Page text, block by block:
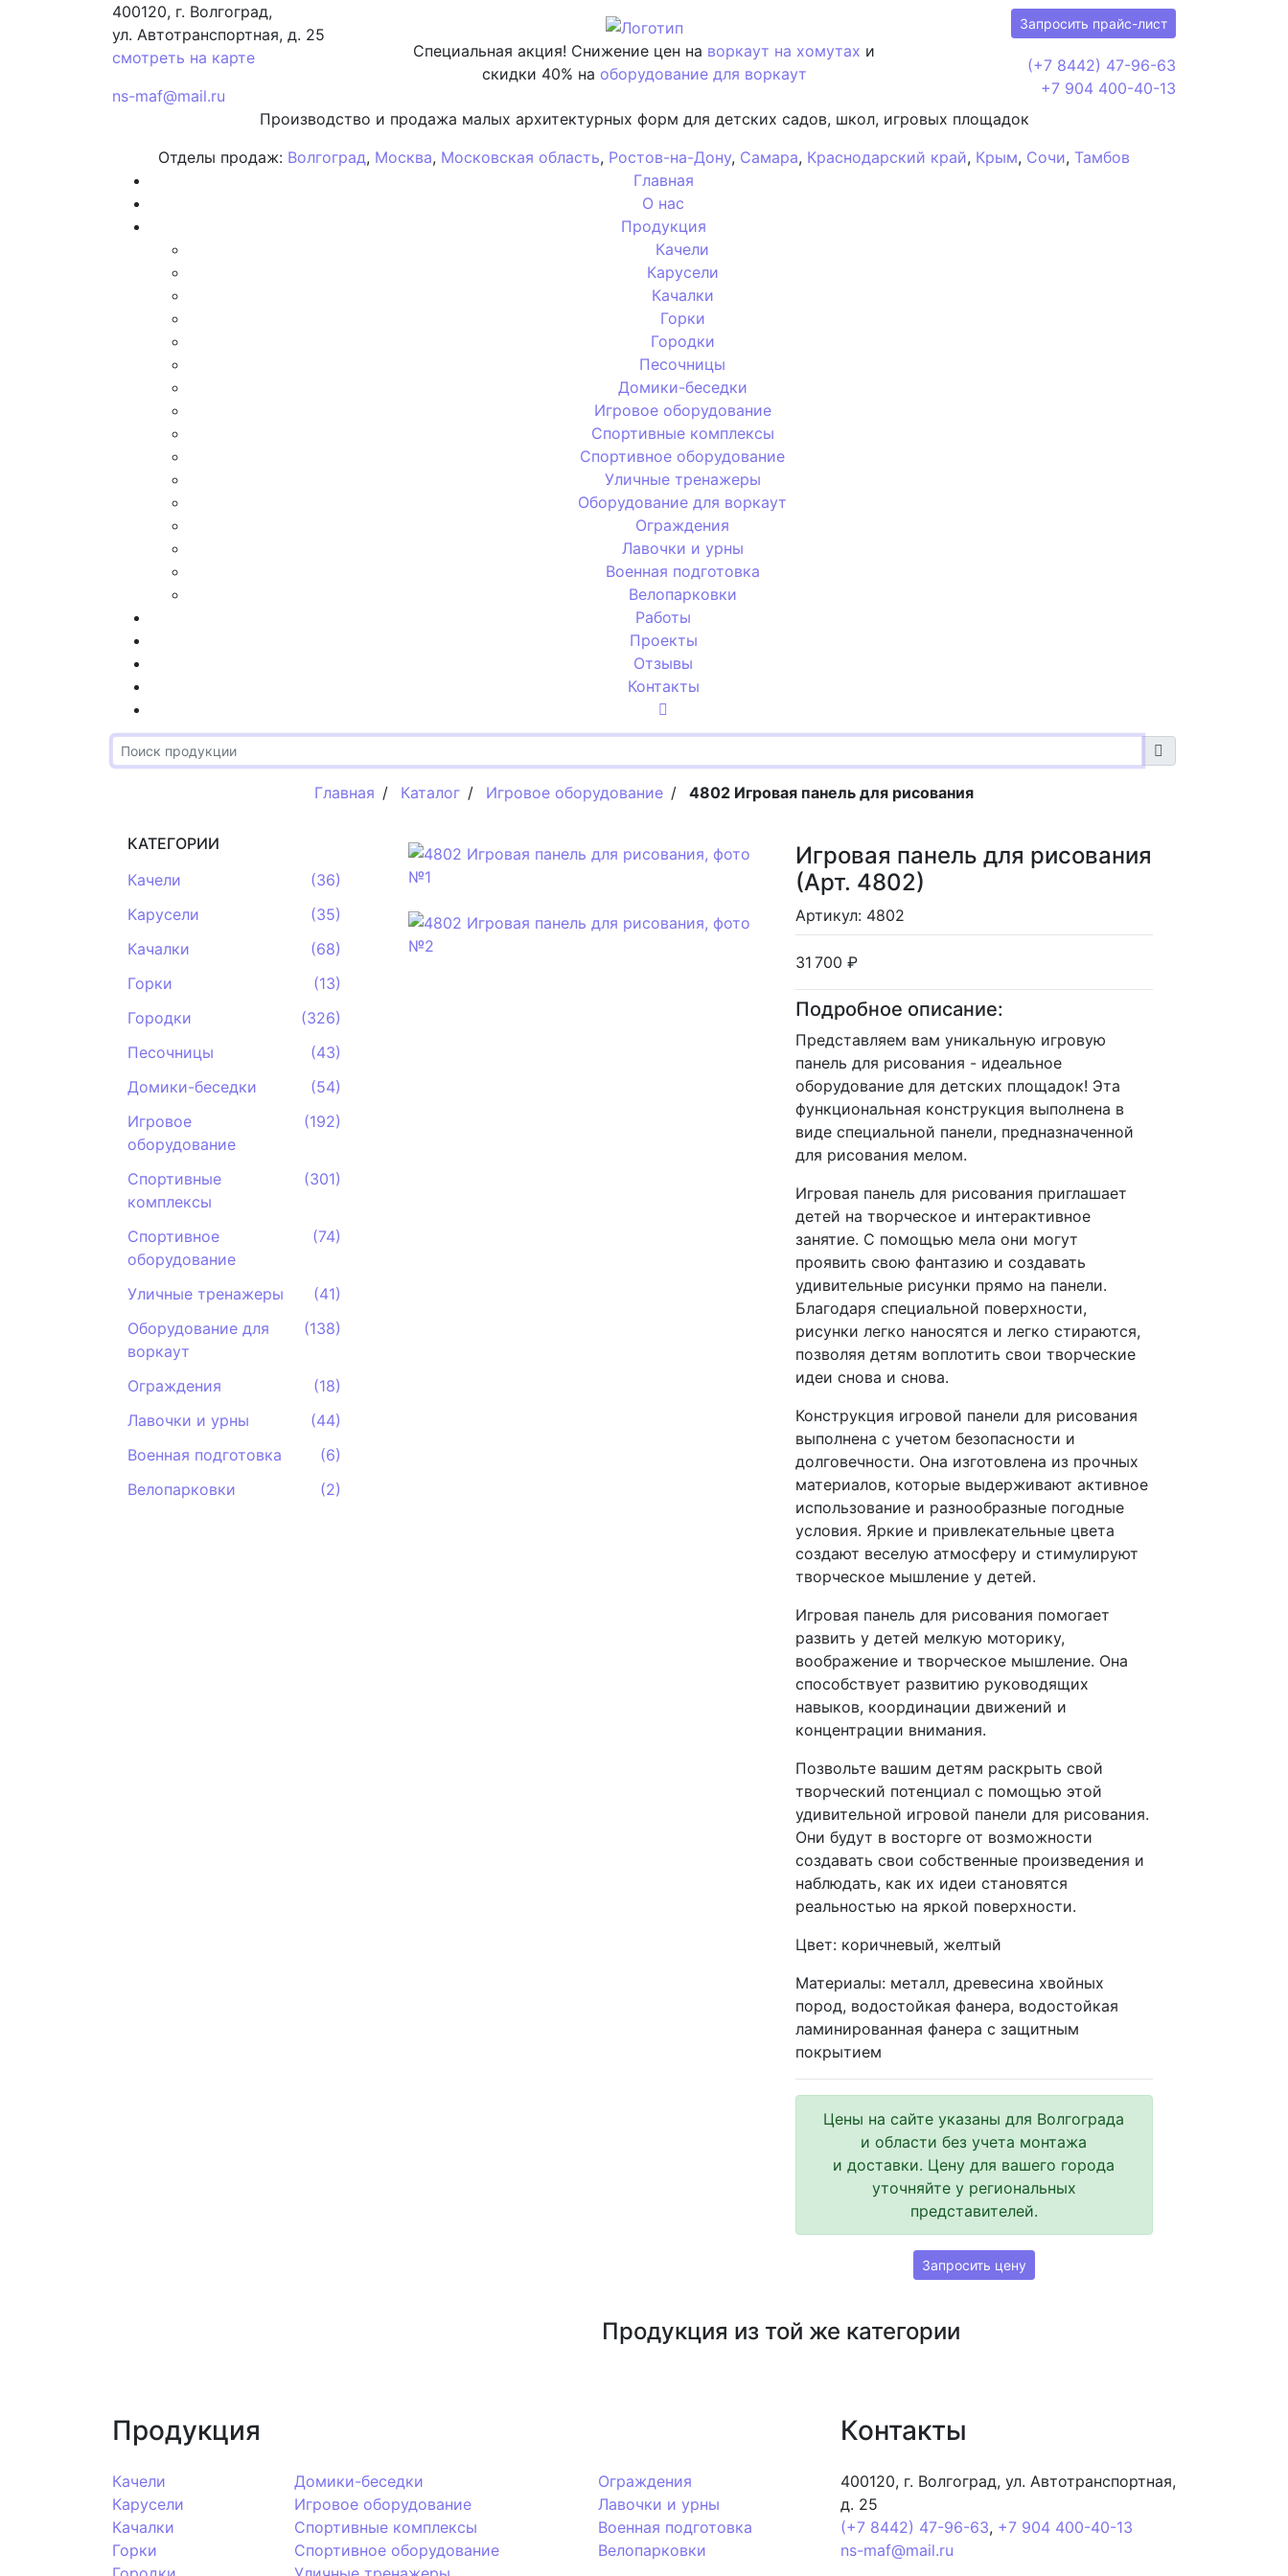
400120, г. Волгоград,
ул. Автотранспортная, д. 25
смотреть на карте
ns-maf@mail.ru
Специальная акция! Снижение цен на воркаут на хомутах и
скидки 40% на оборудование для воркаут
Производство и продажа малых архитектурных форм для детских садов, школ, игровых площадок
Запросить прайс-лист
(+7 8442) 47-96-63
+7 904 400-40-13
Отделы продаж: Волгоград, Москва, Московская область, Ростов-на-Дону, Самара, Краснодарский край, Крым, Сочи, Тамбов
Главная
О нас
Продукция
Качели
Карусели
Качалки
Горки
Городки
Песочницы
Домики-беседки
Игровое оборудование
Спортивные комплексы
Спортивное оборудование
Уличные тренажеры
Оборудование для воркаут
Ограждения
Лавочки и урны
Военная подготовка
Велопарковки
Работы
Проекты
Отзывы
Контакты
Главная / Каталог / Игровое оборудование / 4802 Игровая панель для рисования
Игровая панель для рисования
(Арт. 4802)
Артикул: 4802
31 700 ₽
Подробное описание:
Представляем вам уникальную игровую
панель для рисования - идеальное
оборудование для детских площадок! Эта
функциональная конструкция выполнена в
виде специальной панели, предназначенной
для рисования мелом.
Игровая панель для рисования приглашает
детей на творческое и интерактивное
занятие. С помощью мела они могут
проявить свою фантазию и создавать
удивительные рисунки прямо на панели.
Благодаря специальной поверхности,
рисунки легко наносятся и легко стираются,
позволяя детям воплотить свои творческие
идеи снова и снова.
Конструкция игровой панели для рисования
выполнена с учетом безопасности и
долговечности. Она изготовлена из прочных
материалов, которые выдерживают активное
использование и разнообразные погодные
условия. Яркие и привлекательные цвета
создают веселую атмосферу и стимулируют
творческое мышление у детей.
Игровая панель для рисования помогает
развить у детей мелкую моторику,
воображение и творческое мышление. Она
способствует развитию руководящих
навыков, координации движений и
концентрации внимания.
Позвольте вашим детям раскрыть свой
творческий потенциал с помощью этой
удивительной игровой панели для рисования.
Они будут в восторге от возможности
создавать свои собственные произведения и
наблюдать, как их идеи становятся
реальностью на яркой поверхности.
Цвет: коричневый, желтый
Материалы: металл, древесина хвойных
пород, водостойкая фанера, водостойкая
ламинированная фанера с защитным
покрытием
Цены на сайте указаны для Волгограда
и области без учета монтажа
и доставки. Цену для вашего города
уточняйте у региональных
представителей.
Запросить цену
Продукция из той же категории
КАТЕГОРИИ
Качели
(36)
Карусели
(35)
Качалки
(68)
Горки
(13)
Городки
(326)
Песочницы
(43)
Домики-беседки
(54)
Игровое
оборудование
(192)
Спортивные
комплексы
(301)
Спортивное
оборудование
(74)
Уличные тренажеры
(41)
Оборудование для
воркаут
(138)
Ограждения
(18)
Лавочки и урны
(44)
Военная подготовка
(6)
Велопарковки
(2)
Продукция
Качели
Карусели
Качалки
Горки
Домики-беседки
Игровое оборудование
Спортивные комплексы
Спортивное оборудование
Ограждения
Лавочки и урны
Военная подготовка
Велопарковки
Контакты
400120, г. Волгоград, ул. Автотранспортная,
д. 25
(+7 8442) 47-96-63, +7 904 400-40-13
ns-maf@mail.ru